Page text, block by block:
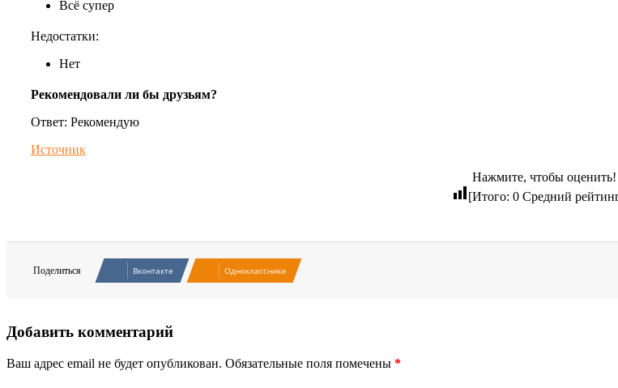
Всё супер
Недостатки:
Нет
Рекомендовали ли бы друзьям?
Ответ: Рекомендую
Источник
Нажмите, чтобы оценить!
[Итого: 0Средний
Поделиться Вконтакте Одноклассники
Добавить комментарий
Ваш адрес email не будет опубликован. Обязательные поля помечены *